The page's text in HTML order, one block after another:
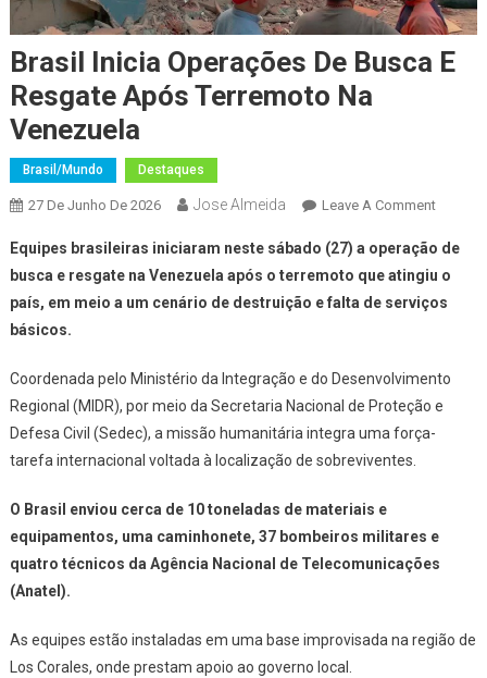
Brasil Inicia Operações De Busca E
Resgate Após Terremoto Na
Venezuela
Brasil/Mundo Destaques
27 De Junho De 2026 Jose Almeida Leave A CommentOn
Inicia
De
Resgate
Após
Equipes brasileiras iniciaram neste sábado (27) a operação de
busca e resgate na Venezuela após o terremoto que atingiu o
país, em meio a um cenário de destruição e falta de serviços
básicos.
Coordenada pelo Ministério da Integração e do Desenvolvimento
Regional (MIDR), por meio da Secretaria Nacional de Proteção e
Defesa Civil (Sedec), a missão humanitária integra uma força-
tarefa internacional voltada à localização de sobreviventes.
O Brasil enviou cerca de 10 toneladas de materiais e
equipamentos, uma caminhonete, 37 bombeiros militares e
quatro técnicos da Agência Nacional de Telecomunicações
(Anatel).
As equipes estão instaladas em uma base improvisada na região de
Los Corales, onde prestam apoio ao governo local.